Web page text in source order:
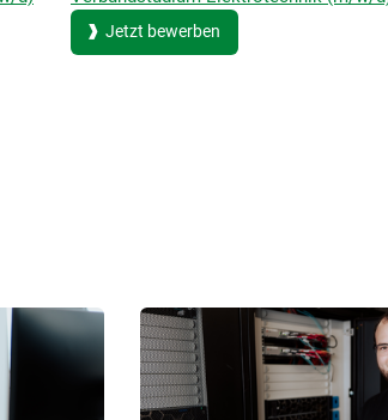
Jetzt bewerben